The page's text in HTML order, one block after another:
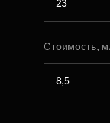
Стоимость,